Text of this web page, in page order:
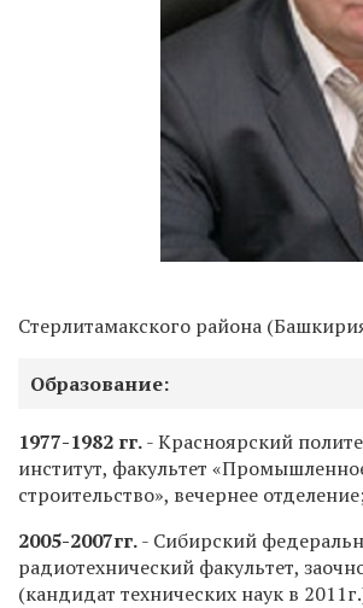
Стерлитамакского района
Образование:
1977-1982 гг.- Красноярский
институт, факультет
строительство», вечернее
2005-2007гг.- Сибирский
радиотехнический факультет,
(кандидат технических наук в